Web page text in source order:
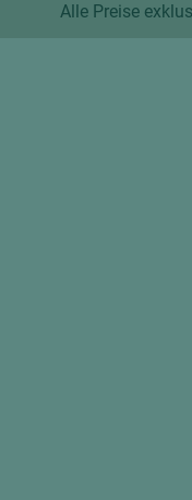
Alle Preise